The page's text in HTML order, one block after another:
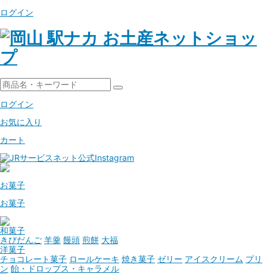
ログイン
ログイン
お気に入り
カート
お菓子
お菓子
和菓子
きびだんご 羊羹 饅頭 煎餅 大福
洋菓子
チョコレート菓子 ロールケーキ 焼き菓子 ゼリー アイスクリーム プリ
ン 飴・ドロップス・キャラメル